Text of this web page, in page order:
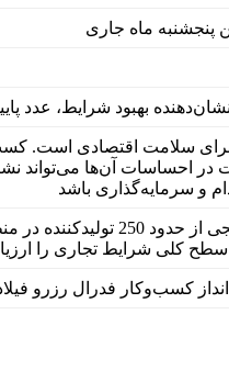
پنجشنبه ماه جاری
سلامت اقتصادی است.
در احساسات آن‌ها می‌تواند
و سرمایه‌گذاری باشد
از طریق نظرسنجی از
کلی شرایط تجاری را
کسب‌وکار فدرال رزرو